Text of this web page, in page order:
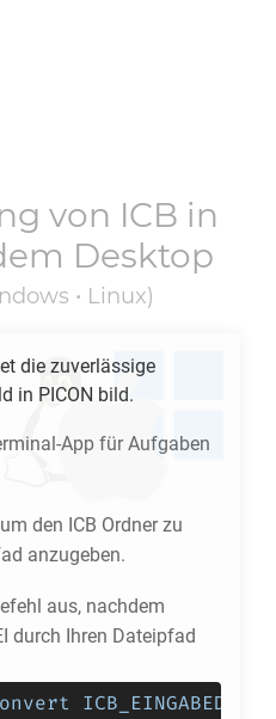
von ICB in
Desktop
• Linux)
die zuverlässige
in PICON bild.
App für Aufgaben
den ICB Ordner zu
anzugeben.
aus, nachdem
durch Ihren Dateipfad